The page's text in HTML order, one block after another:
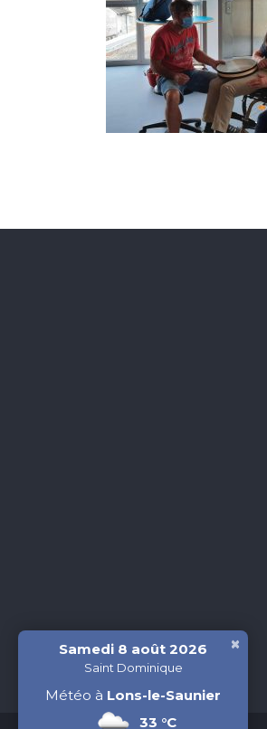
Samedi 8 août 2026
Saint Dominique
Météo à Lons-le-Saunier
33 °C
×